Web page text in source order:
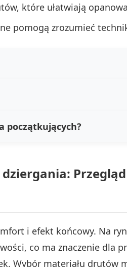
które ułatwiają
pomogą zrozumieć
początkujących?
i efekt końcowy. Na
co ma znaczenie dla
Wybór materiału